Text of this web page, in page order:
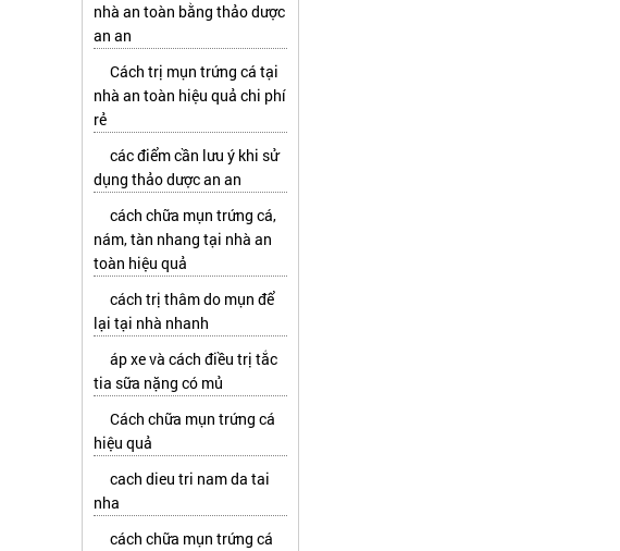
nhà an toàn bằng thảo dược
an an
Cách trị mụn trứng cá tại
nhà an toàn hiệu quả chi phí
rẻ
các điểm cần lưu ý khi sử
dụng thảo dược an an
cách chữa mụn trứng cá,
nám, tàn nhang tại nhà an
toàn hiệu quả
cách trị thâm do mụn để
lại tại nhà nhanh
áp xe và cách điều trị tắc
tia sữa nặng có mủ
Cách chữa mụn trứng cá
hiệu quả
cach dieu tri nam da tai
nha
cách chữa mụn trứng cá